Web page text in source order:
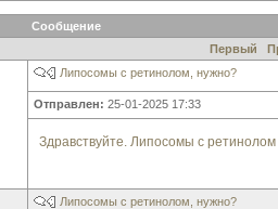
Сообщение
Первый
Липосомы с ретинолом, нужно?
Отправлен: 25-01-2025 17:33
Здравствуйте. Липосомы с
Липосомы с ретинолом, нужно?